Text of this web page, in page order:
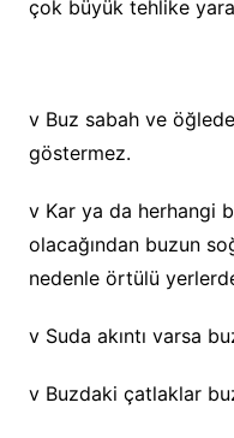
çok büyük tehlike
v Buz sabah ve
göstermez.
v Kar ya da herhangi
olacağından buzun
nedenle örtülü
v Suda akıntı varsa
v Buzdaki çatlaklar